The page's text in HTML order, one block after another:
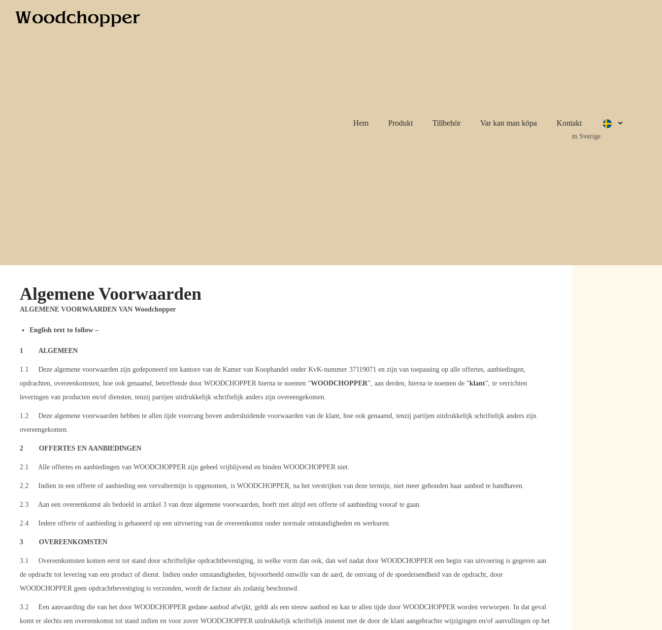
Hem Produkt Tillbehör Var kan man köpa Kontakt
Fri frakt inom Sverige
Algemene Voorwaarden
ALGEMENE VOORWAARDEN VAN Woodchopper
English text to follow –
1 ALGEMEEN
1.1 Deze algemene voorwaarden zijn gedeponeerd ten kantore van de Kamer van Koophandel onder KvK-nummer 37119071 en zijn van toepassing op alle offertes, aanbiedingen,
opdrachten, overeenkomsten, hoe ook genaamd, betreffende door WOODCHOPPER hierna te noemen “WOODCHOPPER”, aan derden, hierna te noemen de “klant”, te verrichten
leveringen van producten en/of diensten, tenzij partijen uitdrukkelijk schriftelijk anders zijn overeengekomen.
1.2 Deze algemene voorwaarden hebben te allen tijde voorrang boven andersluidende voorwaarden van de klant, hoe ook genaamd, tenzij partijen uitdrukkelijk schriftelijk anders zijn
overeengekomen.
2 OFFERTES EN AANBIEDINGEN
2.1 Alle offertes en aanbiedingen van WOODCHOPPER zijn geheel vrijblijvend en binden WOODCHOPPER niet.
2.2 Indien in een offerte of aanbieding een vervaltermijn is opgenomen, is WOODCHOPPER, na het verstrijken van deze termijn, niet meer gehouden haar aanbod te handhaven.
2.3 Aan een overeenkomst als bedoeld in artikel 3 van deze algemene voorwaarden, hoeft niet altijd een offerte of aanbieding vooraf te gaan.
2.4 Iedere offerte of aanbieding is gebaseerd op een uitvoering van de overeenkomst onder normale omstandigheden en werkuren.
3 OVEREENKOMSTEN
3.1 Overeenkomsten komen eerst tot stand door schriftelijke opdrachtbevestiging, in welke vorm dan ook, dan wel nadat door WOODCHOPPER een begin van uitvoering is gegeven aan
de opdracht tot levering van een product of dienst. Indien onder omstandigheden, bijvoorbeeld omwille van de aard, de omvang of de spoedeisendheid van de opdracht, door
WOODCHOPPER geen opdrachtbevestiging is verzonden, wordt de factuur als zodanig beschouwd.
3.2 Een aanvaarding die van het door WOODCHOPPER gedane aanbod afwijkt, geldt als een nieuw aanbod en kan te allen tijde door WOODCHOPPER worden verworpen. In dat geval
komt er slechts een overeenkomst tot stand indien en voor zover WOODCHOPPER uitdrukkelijk schriftelijk instemt met de door de klant aangebrachte wijzigingen en/of aanvullingen op het